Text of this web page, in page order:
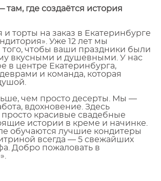
там, где создаётся история
и торты на заказ в Екатеринбурге
Уже 12 лет мы
того, чтобы ваши праздники были
вкусными и душевными. У нас
в центре Екатеринбурга,
и команда, которая
чем просто десерты. Мы —
вдохновение. Здесь
просто красивые свадебные
истории в креме и начинке.
обучаются лучшие кондитеры
всегда — 5 свежайших
Добро пожаловать в